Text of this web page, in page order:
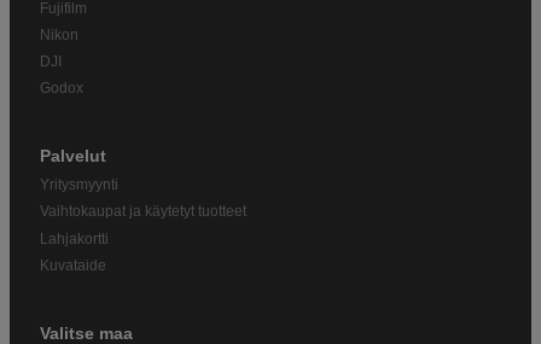
Fujifilm
Nikon
DJI
Godox
Palvelut
Yritysmyynti
Vaihtokaupat ja käytetyt tuotteet
Lahjakortti
Kuvataide
Valitse maa